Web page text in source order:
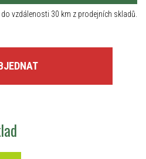
vzdálenosti 30 km z prodejních skladů.